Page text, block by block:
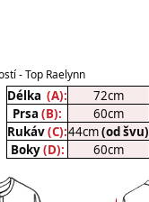
- Top Raelynn
Délka (A):
72cm
Prsa (B):
60cm
Rukáv(C):44cm(od švu)
Boky(D): 60cm